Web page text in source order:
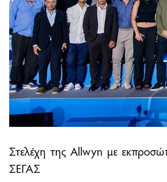
Στελέχη της Allwyn με
ΣΕΓΑΣ